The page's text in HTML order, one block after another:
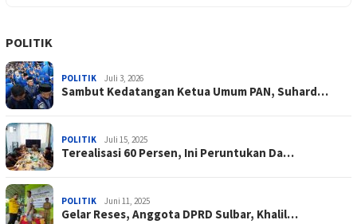
POLITIK
POLITIK Juli 3, 2026
Sambut Kedatangan Ketua Umum PAN, Suhard…
POLITIK Juli 15, 2025
Terealisasi 60 Persen, Ini Peruntukan Da…
POLITIK Juni 11, 2025
Gelar Reses, Anggota DPRD Sulbar, Khalil…